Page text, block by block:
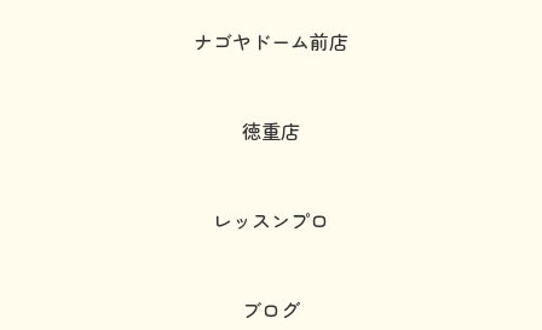
ナゴヤドーム前店
徳重店
レッスンプロ
ブログ